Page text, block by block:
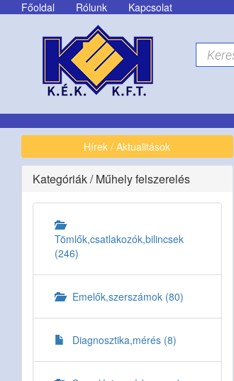
Főoldal Rólunk Kapcsolat
Hírek / Aktualitások
Kategóriák/Műhely felszerelés
Tömlők,csatlakozók,bilincsek
(246)
Emelők,szerszámok (80)
Diagnosztika,mérés (8)